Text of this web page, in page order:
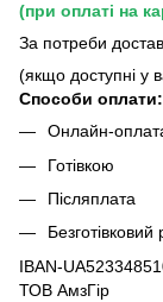
(при оплаті на
За потреби
(якщо доступні у
Способи оплати:
Онлайн-
Готівкою
Післяплата
Безготівковий
IBAN-
ТОВ АмзГір